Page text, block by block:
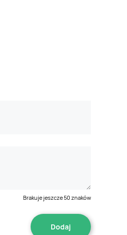
Brakuje jeszcze50 znaków